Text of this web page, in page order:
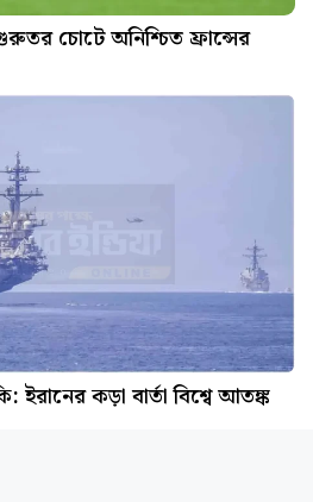
চোটে অনিশ্চিত ফ্রান্সের
ইরানের কড়া বার্তা বিশ্বে আতঙ্ক